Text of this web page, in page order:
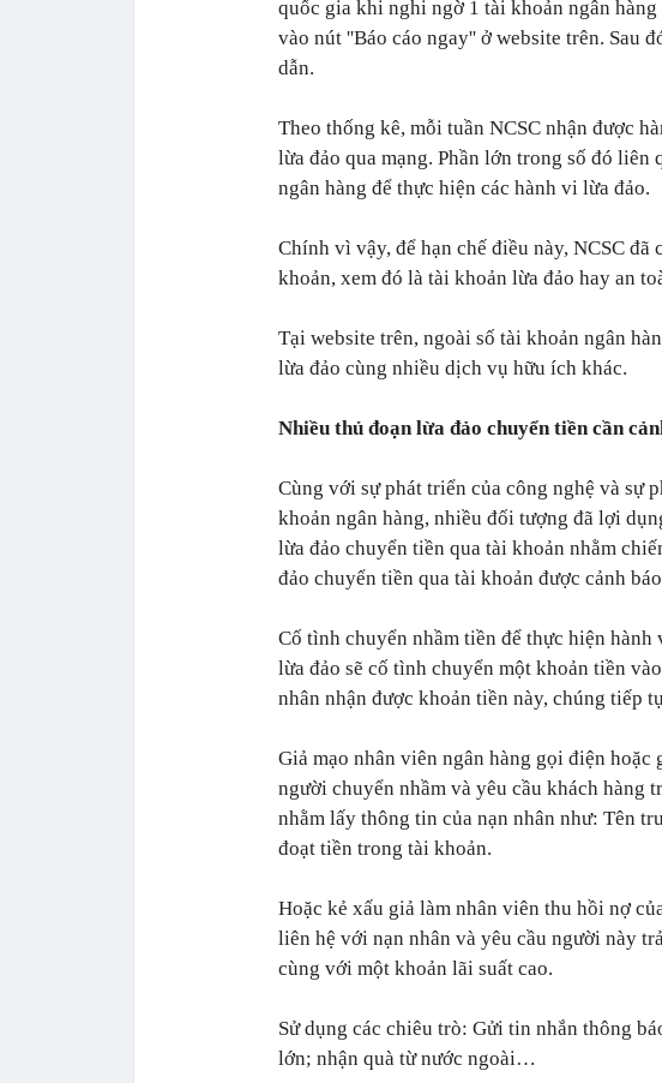
quốc gia khi nghi ngờ 1 tài khoản ngân
vào nút ''Báo cáo ngay'' ở website trên. Sau
dẫn.
Theo thống kê, mỗi tuần NCSC nhận được
lừa đảo qua mạng. Phần lớn trong số đó liên
ngân hàng để thực hiện các hành vi lừa đảo.
Chính vì vậy, để hạn chế điều này, NCSC
khoản, xem đó là tài khoản lừa đảo hay an
Tại website trên, ngoài số tài khoản ngân
lừa đảo cùng nhiều dịch vụ hữu ích khác.
Nhiều thủ đoạn lừa đảo chuyển tiền cần
Cùng với sự phát triển của công nghệ và sự
khoản ngân hàng, nhiều đối tượng đã lợi
lừa đảo chuyển tiền qua tài khoản nhằm
đảo chuyển tiền qua tài khoản được cảnh
Cố tình chuyển nhầm tiền để thực hiện hành
lừa đảo sẽ cố tình chuyển một khoản tiền
nhân nhận được khoản tiền này, chúng tiếp
Giả mạo nhân viên ngân hàng gọi điện
người chuyển nhầm và yêu cầu khách hàng
nhằm lấy thông tin của nạn nhân như: Tên
đoạt tiền trong tài khoản.
Hoặc kẻ xấu giả làm nhân viên thu hồi nợ
liên hệ với nạn nhân và yêu cầu người này
cùng với một khoản lãi suất cao.
Sử dụng các chiêu trò: Gửi tin nhắn thông
lớn; nhận quà từ nước ngoài…